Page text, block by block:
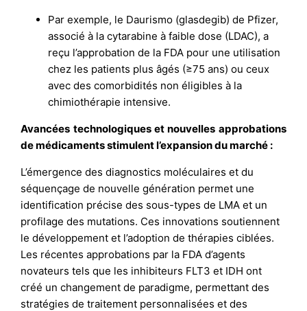
Par exemple, le Daurismo (glasdegib) de Pfizer,
associé à la cytarabine à faible dose (LDAC), a
reçu l’approbation de la FDA pour une utilisation
chez les patients plus âgés (≥75 ans) ou ceux
avec des comorbidités non éligibles à la
chimiothérapie intensive.
Avancées technologiques et nouvelles approbations
de médicaments stimulent l’expansion du marché :
L’émergence des diagnostics moléculaires et du
séquençage de nouvelle génération permet une
identification précise des sous-types de LMA et un
profilage des mutations. Ces innovations soutiennent
le développement et l’adoption de thérapies ciblées.
Les récentes approbations par la FDA d’agents
novateurs tels que les inhibiteurs FLT3 et IDH ont
créé un changement de paradigme, permettant des
stratégies de traitement personnalisées et des